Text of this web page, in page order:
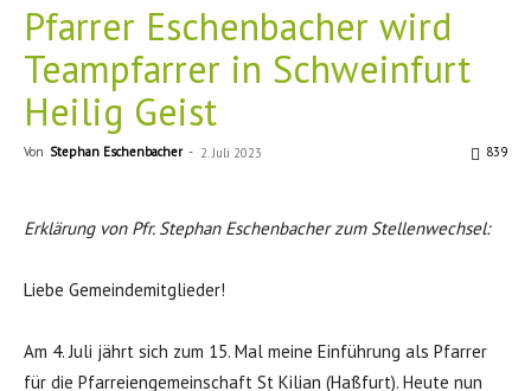
Pfarrer Eschenbacher wird
Teampfarrer in Schweinfurt
Heilig Geist
Von Stephan Eschenbacher - 2. Juli 2023 839
Erklärung von Pfr. Stephan Eschenbacher zum Stellenwechsel:
Liebe Gemeindemitglieder!
Am 4. Juli jährt sich zum 15. Mal meine Einführung als Pfarrer
für die Pfarreiengemeinschaft St Kilian (Haßfurt). Heute nun